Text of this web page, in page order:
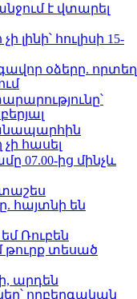
է վտարել
լինի՝ հուլիսի 15-
օձերը. որտեղ
հասել
07.00-ից մինչև
հայտնի են
Ռուբեն
թուրք տեսած
արդեն
ողբերգական